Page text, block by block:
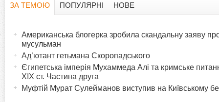
ЗА ТЕМОЮ
ПОПУЛЯРНІ НОВЕ
Американська блогерка зробила скандальну заяву
мусульман
Ад’ютант гетьмана Скоропадського
Єгипетська імперія Мухаммеда Алі та кримське
XIX ст. Частина друга
Муфтій Мурат Сулейманов виступив на Київському